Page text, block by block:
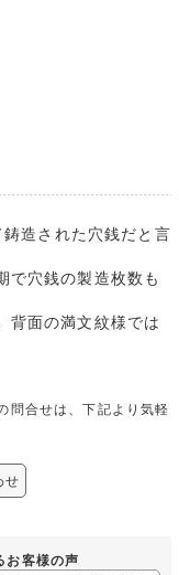
造された穴銭だと言
で穴銭の製造枚数も
背面の満文紋様では
問合せは、下記より気軽
せ
お客様の声